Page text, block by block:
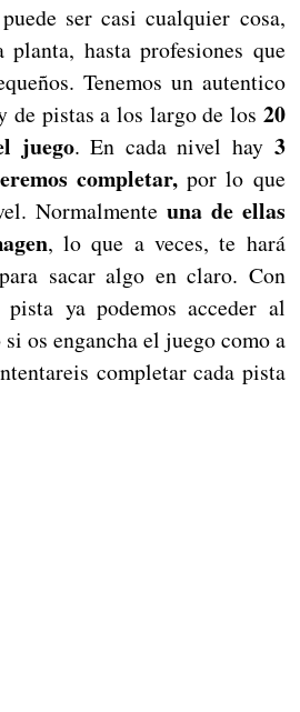
ser casi cualquier cosa,
planta, hasta profesiones que
Tenemos un autentico
de pistas a los largo de los 20
juego. En cada nivel hay 3
completar, por lo que
Normalmente una de ellas
, lo que a veces, te hará
sacar algo en claro. Con
ya podemos acceder al
os engancha el juego como a
completar cada pista